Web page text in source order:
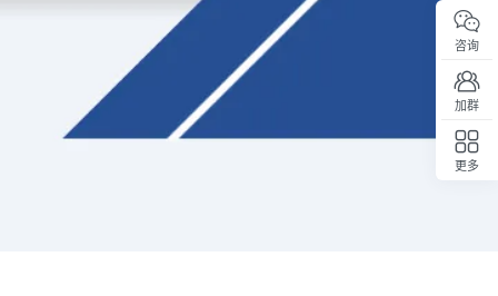
咨询
加群
更多